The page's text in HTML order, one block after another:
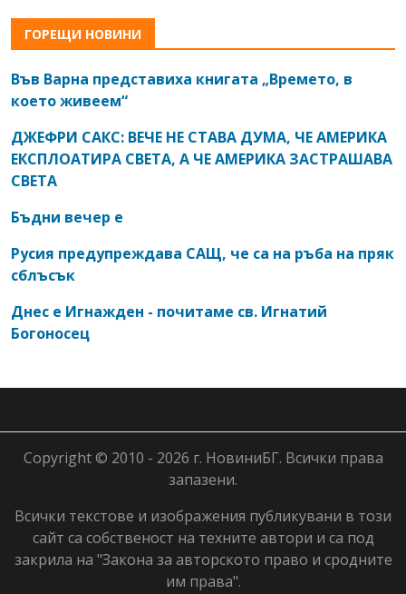
ГОРЕЩИ НОВИНИ
Във Варна представиха книгата „Времето, в
което живеем“
ДЖЕФРИ САКС: ВЕЧЕ НЕ СТАВА ДУМА, ЧЕ АМЕРИКА
ЕКСПЛОАТИРА СВЕТА, А ЧЕ АМЕРИКА ЗАСТРАШАВА
СВЕТА
Бъдни вечер е
Русия предупреждава САЩ, че са на ръба на пряк
сблъсък
Днес е Игнажден - почитаме св. Игнатий
Богоносец
Copyright © 2010 - 2026 г. НовиниБГ. Всички права
запазени.
Всички текстове и изображения публикувани в този
сайт са собственост на техните автори и са под
закрила на "Закона за авторското право и сродните
им права".